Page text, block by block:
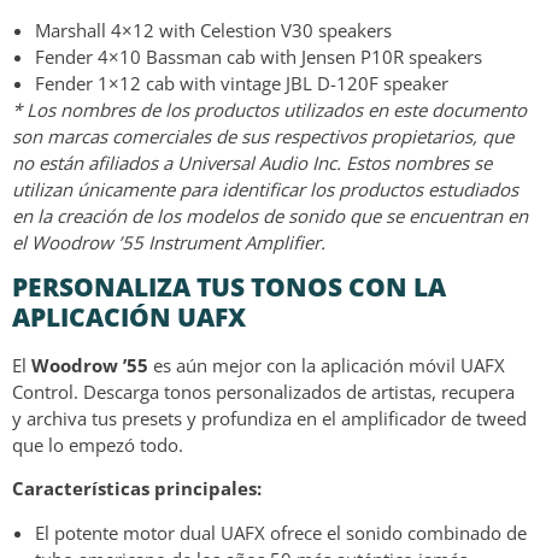
Marshall 4×12 with Celestion V30 speakers
Fender 4×10 Bassman cab with Jensen P10R speakers
Fender 1×12 cab with vintage JBL D-120F speaker
* Los nombres de los productos utilizados en este documento
son marcas comerciales de sus respectivos propietarios, que
no están afiliados a Universal Audio Inc. Estos nombres se
utilizan únicamente para identificar los productos estudiados
en la creación de los modelos de sonido que se encuentran en
el Woodrow ’55 Instrument Amplifier.
PERSONALIZA TUS TONOS CON LA
APLICACIÓN UAFX
El Woodrow ’55 es aún mejor con la aplicación móvil UAFX
Control. Descarga tonos personalizados de artistas, recupera
y archiva tus presets y profundiza en el amplificador de tweed
que lo empezó todo.
Características principales:
El potente motor dual UAFX ofrece el sonido combinado de